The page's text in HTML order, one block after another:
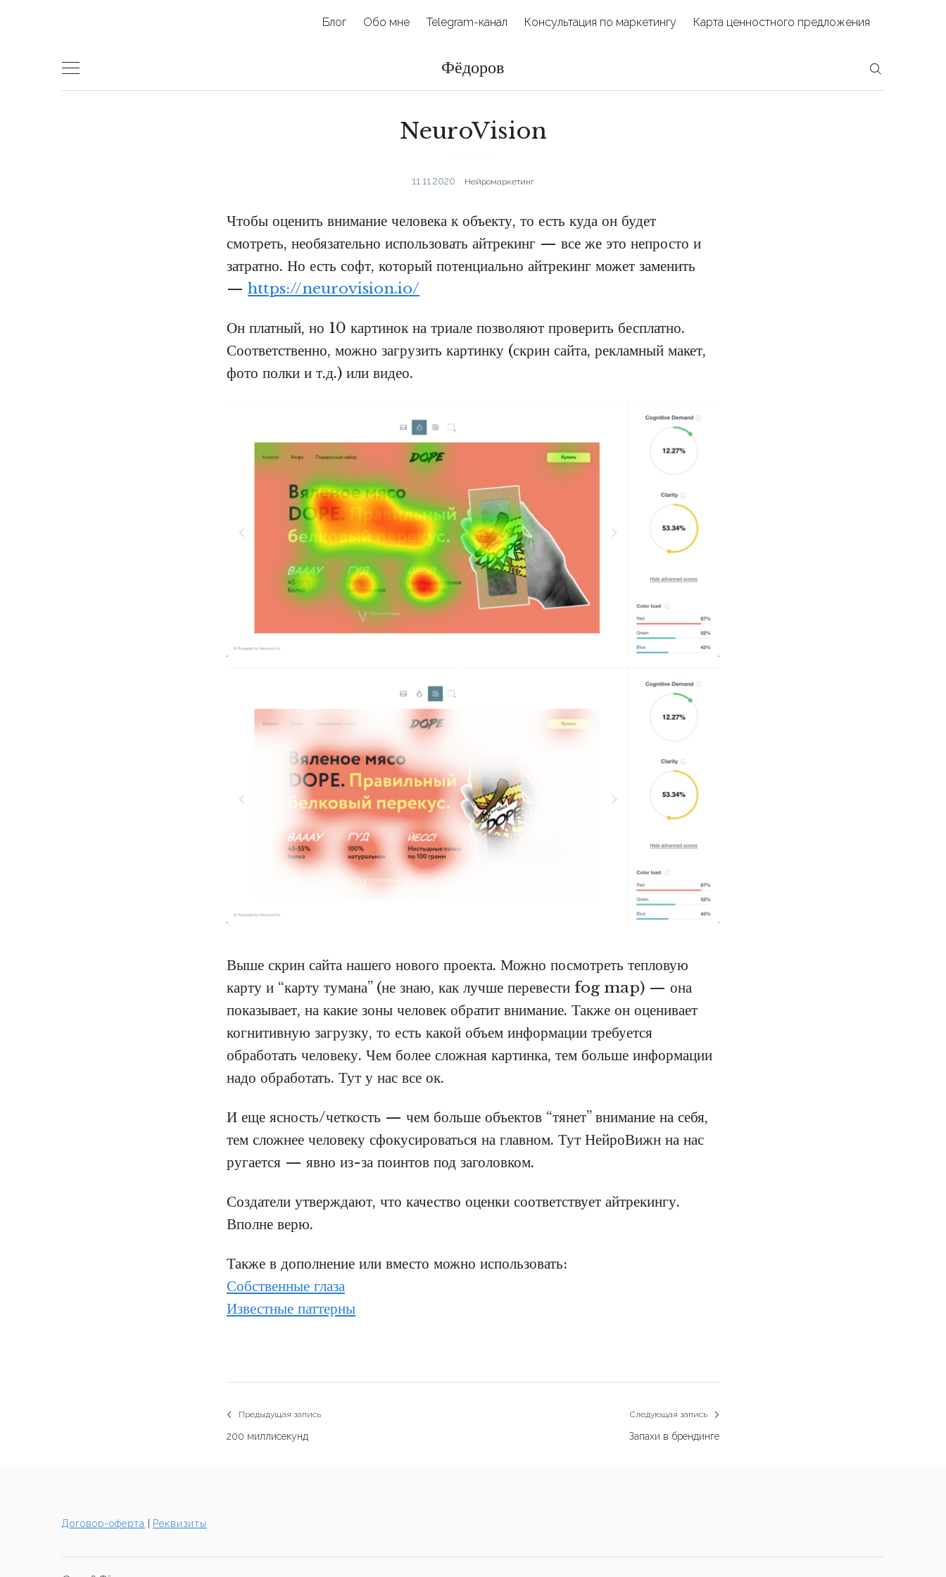
Блог Обо мне Telegram-канал Консультация по маркетингу Карта ценностного предложения
Фёдоров
NeuroVision
11.11.2020 Нейромаркетинг
Чтобы оценить внимание человека к объекту, то есть куда он будет
смотреть, необязательно использовать айтрекинг — все же это непросто и
затратно. Но есть софт, который потенциально айтрекинг может заменить
— https://neurovision.io/
Он платный, но 10 картинок на триале позволяют проверить бесплатно.
Соответственно, можно загрузить картинку (скрин сайта, рекламный макет,
фото полки и т.д.) или видео.
Выше скрин сайта нашего нового проекта. Можно посмотреть тепловую
карту и “карту тумана” (не знаю, как лучше перевести fog map) — она
показывает, на какие зоны человек обратит внимание. Также он оценивает
когнитивную загрузку, то есть какой объем информации требуется
обработать человеку. Чем более сложная картинка, тем больше информации
надо обработать. Тут у нас все ок.
И еще ясность/четкость — чем больше объектов “тянет” внимание на себя,
тем сложнее человеку сфокусироваться на главном. Тут НейроВижн на нас
ругается — явно из-за поинтов под заголовком.
Создатели утверждают, что качество оценки соответствует айтрекингу.
Вполне верю.
Также в дополнение или вместо можно использовать:
Собственные глаза
Известные паттерны
Навигация
по
Предыдущая запись
Previous
200 миллисекунд
Следующая запись
Next
​​Запахи в брендинге
Договор-оферта Реквизиты